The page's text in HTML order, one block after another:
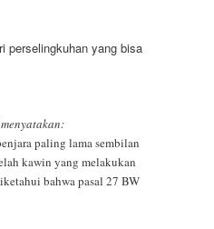
perselingkuhan yang bisa
paling lama sembilan
kawin yang melakukan
bahwa pasal 27 BW